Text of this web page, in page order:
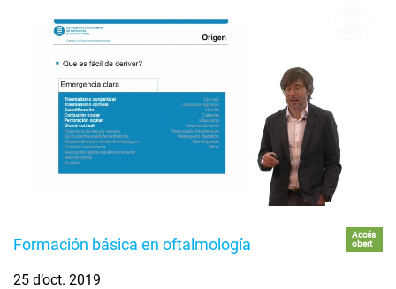
Formación básica en oftalmología
Accés
obert
25 d’oct. 2019